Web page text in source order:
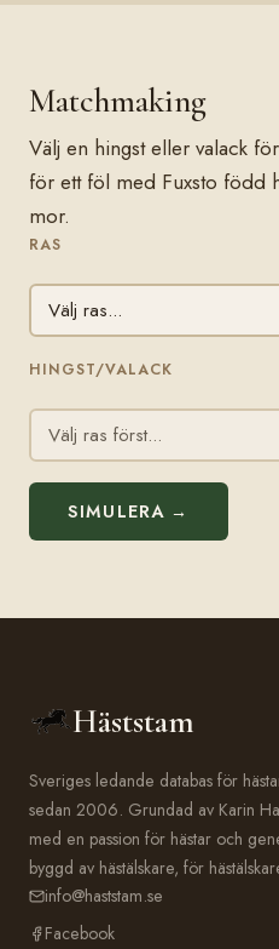
Matchmaking
Välj en hingst eller valack
för ett föl med Fuxsto född
mor.
RAS
HINGST/VALACK
SIMULERA →
Häststam
Sveriges ledande databas för
sedan 2006. Grundad av Karin
med en passion för hästar och
byggd av hästälskare, för
info@haststam.se
Facebook